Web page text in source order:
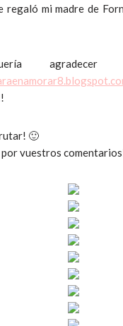
regaló mi madre de
🙂
vuestros